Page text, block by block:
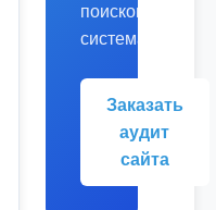
поисковых
системах.
Заказать
аудит
сайта